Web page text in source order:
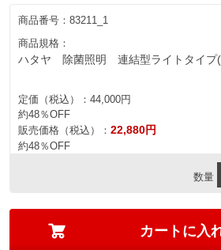
商品番号： 83211_1
商品規格：
ハタヤ 除菌照明 連結型ライトタイ
定価（税込）： 44,000円
約48％OFF
販売価格（税込）： 22,880円
約48％OFF
数量